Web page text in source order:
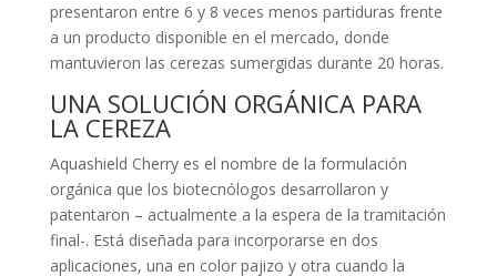
presentaron entre 6 y 8 veces menos partiduras frente
a un producto disponible en el mercado, donde
mantuvieron las cerezas sumergidas durante 20 horas.
UNA SOLUCIÓN ORGÁNICA PARA
LA CEREZA
Aquashield Cherry es el nombre de la formulación
orgánica que los biotecnólogos desarrollaron y
patentaron – actualmente a la espera de la tramitación
final-. Está diseñada para incorporarse en dos
aplicaciones, una en color pajizo y otra cuando la